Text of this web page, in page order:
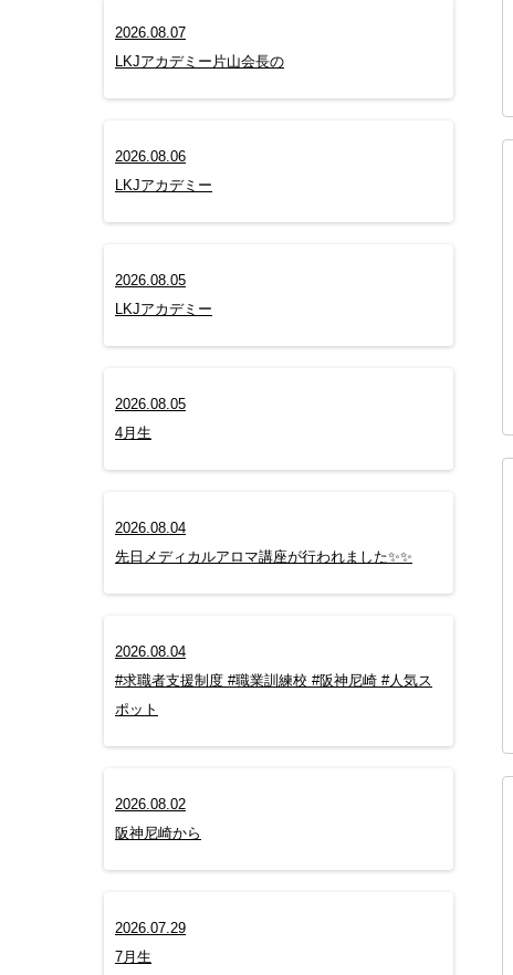
2026.08.07
LKJアカデミー片山会長の
2026.08.06
LKJアカデミー
2026.08.05
LKJアカデミー
2026.08.05
4月生
2026.08.04
先日メディカルアロマ講座が行われました✨✨
2026.08.04
#求職者支援制度 #職業訓練校 #阪神尼崎 #人気ス
ポット
2026.08.02
阪神尼崎から
2026.07.29
7月生